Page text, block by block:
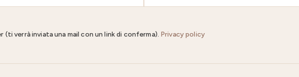
(ti verrà inviata una mail con un link di conferma). Privacy policy